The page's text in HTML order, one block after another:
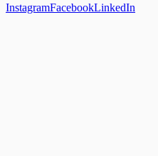
InstagramFacebookLinkedIn